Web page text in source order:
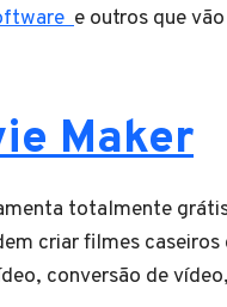
e outros que
Maker
totalmente
criar filmes
conversão de